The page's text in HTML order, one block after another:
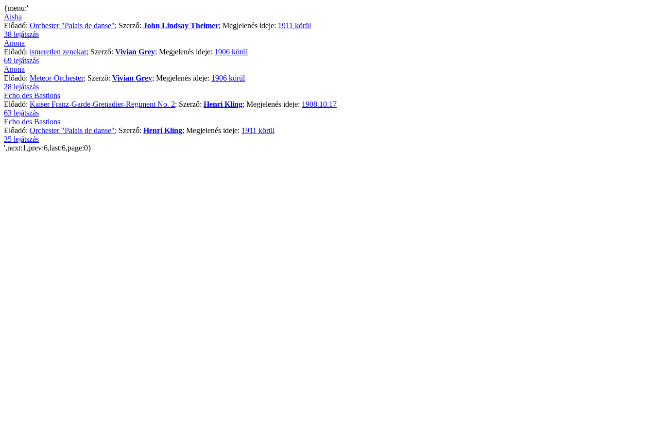
{menu:'
Aisha
Előadó: Orchester "Palais de danse"; Szerző: John Lindsay Theimer; Megjelenés ideje: 1911 körül
38 lejátszás
Anona
Előadó: ismeretlen zenekar; Szerző: Vivian Grey; Megjelenés ideje: 1906 körül
69 lejátszás
Anona
Előadó: Meteor-Orchester; Szerző: Vivian Grey; Megjelenés ideje: 1906 körül
28 lejátszás
Echo des Bastions
Előadó: Kaiser Franz-Garde-Grenadier-Regiment No. 2; Szerző: Henri Kling; Megjelenés ideje: 1908.10.17
63 lejátszás
Echo des Bastions
Előadó: Orchester "Palais de danse"; Szerző: Henri Kling; Megjelenés ideje: 1911 körül
35 lejátszás
',next:1,prev:6,last:6,page:0}